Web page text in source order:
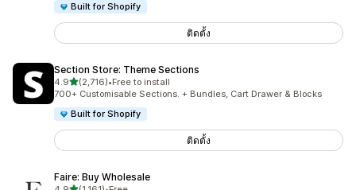
Built for Shopify
ติดตั้ง
Section Store: Theme Sections
4.9เต็ม 5 ดาว
(2,716)
ทั้งหมด 2716 รีวิว
•Free to install
700+ Customisable Sections. + Bundles, Cart Drawer & Blocks
Built for Shopify
ติดตั้ง
Faire: Buy Wholesale